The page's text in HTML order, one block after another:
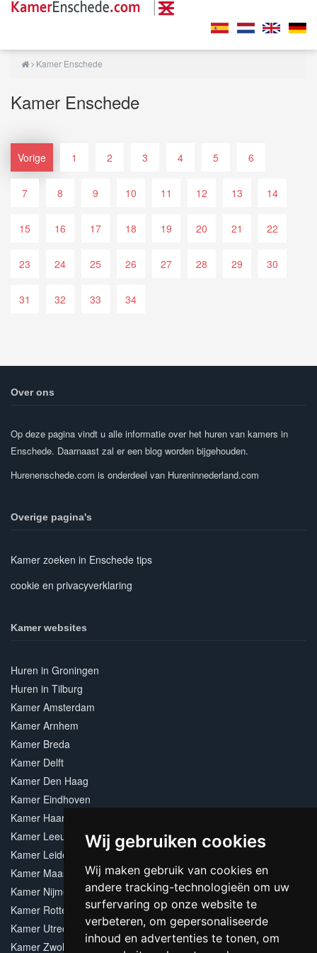
Wij gebruiken cookies
Wij maken gebruik van cookies en
andere tracking-technologieën om uw
surfervaring op onze website te
verbeteren, om gepersonaliseerde
inhoud en advertenties te tonen, om
Kamer Enschede
Kamer Enschede
Vorige 1 2 3 4 5 6
7 8 9 10 11 12 13 14
15 16 17 18 19 20 21 22
23 24 25 26 27 28 29 30
31 32 33 34
Over ons
Op deze pagina vindt u alle informatie over het huren van kamers in
Enschede. Daarnaast zal er een blog worden bijgehouden.
Hurenenschede.com is onderdeel van Hureninnederland.com
Overige pagina's
Kamer zoeken in Enschede tips
cookie en privacyverklaring
Kamer websites
Huren in Groningen
Huren in Tilburg
Kamer Amsterdam
Kamer Arnhem
Kamer Breda
Kamer Delft
Kamer Den Haag
Kamer Eindhoven
Kamer Haarlem
Kamer Leeuwarden
Kamer Leiden
Kamer Maastricht
Kamer Nijmegen
Kamer Rotterdam
Kamer Utrecht
Kamer Zwolle